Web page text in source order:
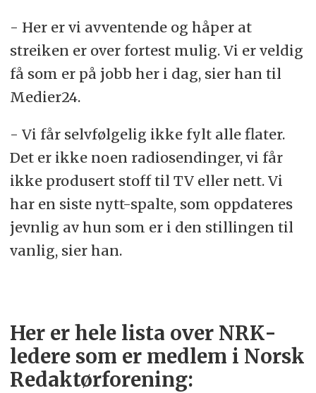
- Her er vi avventende og håper at
streiken er over fortest mulig. Vi er veldig
få som er på jobb her i dag, sier han til
Medier24.
- Vi får selvfølgelig ikke fylt alle flater.
Det er ikke noen radiosendinger, vi får
ikke produsert stoff til TV eller nett. Vi
har en siste nytt-spalte, som oppdateres
jevnlig av hun som er i den stillingen til
vanlig, sier han.
Her er hele lista over NRK-
ledere som er medlem i Norsk
Redaktørforening: